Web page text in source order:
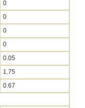
0
0
0
0
0.05
1.75
0.67